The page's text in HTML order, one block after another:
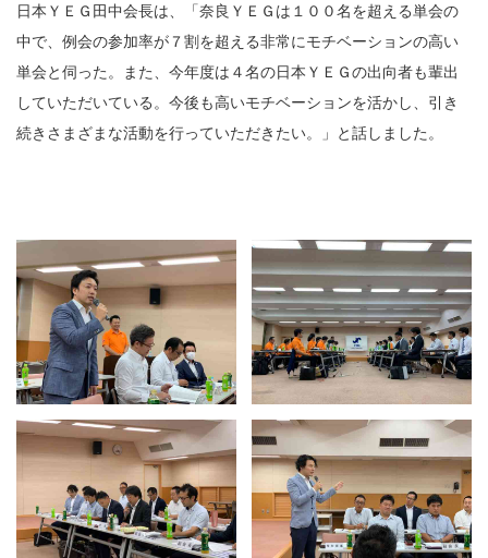
日本ＹＥＧ田中会長は、「奈良ＹＥＧは１００名を超える単会の
中で、例会の参加率が７割を超える非常にモチベーションの高い
単会と伺った。また、今年度は４名の日本ＹＥＧの出向者も輩出
していただいている。今後も高いモチベーションを活かし、引き
続きさまざまな活動を行っていただきたい。」と話しました。